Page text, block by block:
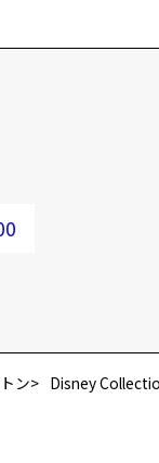
ン Disney